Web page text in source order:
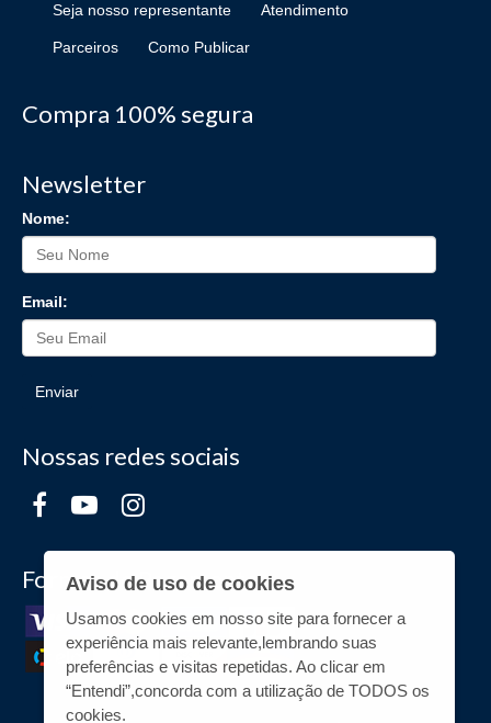
Seja nosso representante Atendimento
Parceiros Como Publicar
Compra 100% segura
Newsletter
Nome:
Email:
Enviar
Nossas redes sociais
Formas de Pagamento
Aviso de uso de cookies
Usamos cookies em nosso site para fornecer a
experiência mais relevante,lembrando suas
preferências e visitas repetidas. Ao clicar em
“Entendi”,concorda com a utilização de TODOS os
cookies.